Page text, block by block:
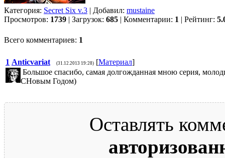
Категория: Secret Six v.3 | Добавил: mustaine
Просмотров: 1739 | Загрузок: 685 | Комментарии: 1 | Рейтинг:
Всего комментариев: 1
1 Anticvariat (31.12.2013 19:28) [Материал]
Большое спасибо, самая долгожданная мною серия,
СНовым Годом)
Оставлять